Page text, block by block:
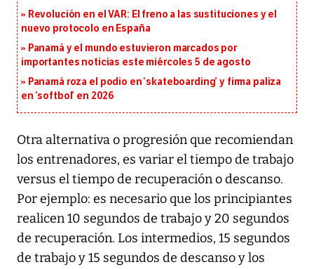
Revolución en el VAR: El freno a las sustituciones y el
nuevo protocolo en España
Panamá y el mundo estuvieron marcados por
importantes noticias este miércoles 5 de agosto
Panamá roza el podio en ‘skateboarding’ y firma paliza
en ‘softbol’ en 2026
Otra alternativa o progresión que recomiendan
los entrenadores, es variar el tiempo de trabajo
versus el tiempo de recuperación o descanso.
Por ejemplo: es necesario que los principiantes
realicen 10 segundos de trabajo y 20 segundos
de recuperación. Los intermedios, 15 segundos
de trabajo y 15 segundos de descanso y los